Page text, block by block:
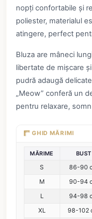
nopți confortabile și
poliester, materialul
atingere, perfect
Bluza are mâneci
libertate de mișcare
pudră adaugă
„Meow” conferă un
pentru relaxare,
GHID MĂRIMI
MĂRIME BUST
S 86-90
M
90-94
L
94-98
XL
98-102